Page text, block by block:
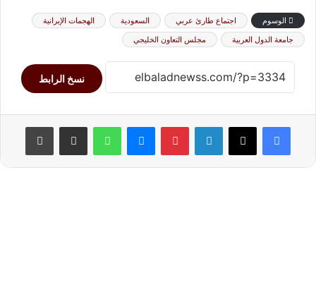
الوسوم اجتماع طارئ عربي السعودية
الهجمات الإيرانية
جامعة الدول العربية
مجلس التعاون الخليجي
نسخ الرابط
لينكدإن بينتيريست واتساب